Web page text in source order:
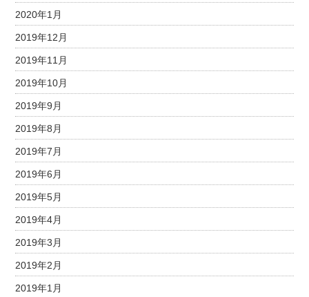
2020年1月
2019年12月
2019年11月
2019年10月
2019年9月
2019年8月
2019年7月
2019年6月
2019年5月
2019年4月
2019年3月
2019年2月
2019年1月